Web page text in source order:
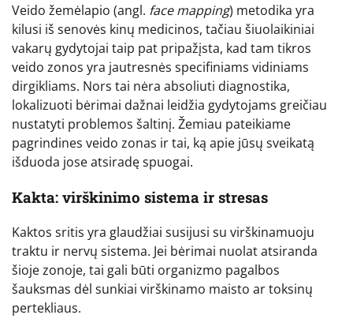
Veido žemėlapio (angl. face mapping) metodika yra
kilusi iš senovės kinų medicinos, tačiau šiuolaikiniai
vakarų gydytojai taip pat pripažįsta, kad tam tikros
veido zonos yra jautresnės specifiniams vidiniams
dirgikliams. Nors tai nėra absoliuti diagnostika,
lokalizuoti bėrimai dažnai leidžia gydytojams greičiau
nustatyti problemos šaltinį. Žemiau pateikiame
pagrindines veido zonas ir tai, ką apie jūsų sveikatą
išduoda jose atsiradę spuogai.
Kakta: virškinimo sistema ir stresas
Kaktos sritis yra glaudžiai susijusi su virškinamuoju
traktu ir nervų sistema. Jei bėrimai nuolat atsiranda
šioje zonoje, tai gali būti organizmo pagalbos
šauksmas dėl sunkiai virškinamo maisto ar toksinų
pertekliaus.